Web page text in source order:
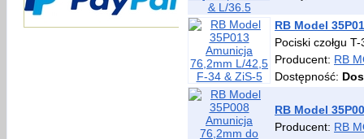
RB Model
Pociski czołgu
Producent: RB
Dostępność:
RB Model
Producent: RB